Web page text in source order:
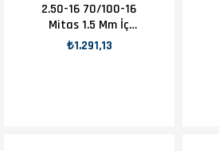
2.50-16 70/100-16
Mitas 1.5 Mm İç
Lastik
₺1.291,13